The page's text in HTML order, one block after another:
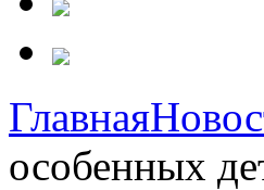
Главная
особенных